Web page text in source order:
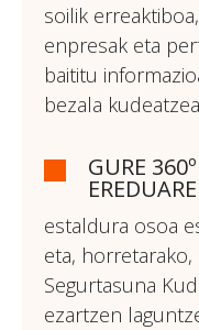
soilik
enpresak eta
baititu
bezala
GURE
estaldura osoa
eta,
Segurtasuna
ezartzen